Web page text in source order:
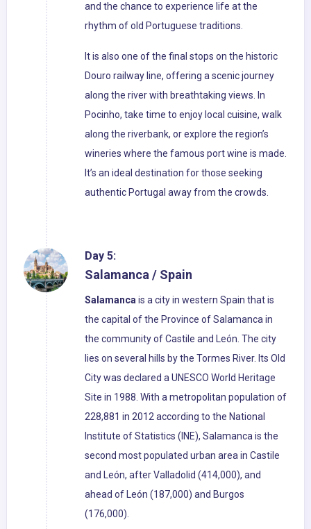
and the chance to experience life at the
rhythm of old Portuguese traditions.
It is also one of the final stops on the historic
Douro railway line, offering a scenic journey
along the river with breathtaking views. In
Pocinho, take time to enjoy local cuisine, walk
along the riverbank, or explore the region’s
wineries where the famous port wine is made.
It’s an ideal destination for those seeking
authentic Portugal away from the crowds.
Day 5:
Salamanca / Spain
Salamancais a city in western Spain that is
the capital of the Province of Salamanca in
the community of Castile and León. The city
lies on several hills by the Tormes River. Its Old
City was declared a UNESCO World Heritage
Site in 1988. With a metropolitan population of
228,881 in 2012 according to the National
Institute of Statistics (INE), Salamanca is the
second most populated urban area in Castile
and León, after Valladolid (414,000), and
ahead of León (187,000) and Burgos
(176,000).